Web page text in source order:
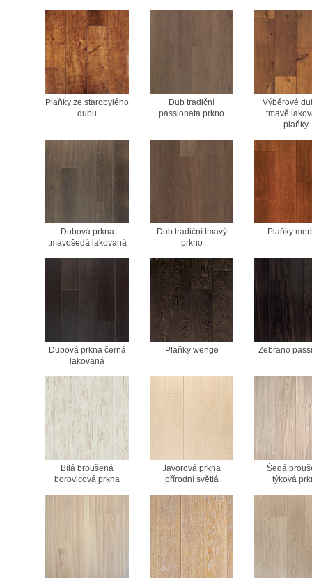
Plaňky ze starobylého
dubu
Dub tradiční
passionata prkno
Výběrové
tmavě
plaňky
Dubová prkna
tmavošedá lakovaná
Dub tradiční tmavý
prkno
Plaňky
Dubová prkna černá
lakovaná
Plaňky wenge Zebrano
Bílá broušená
borovicová prkna
Javorová prkna
přírodní světlá
Šedá
týková